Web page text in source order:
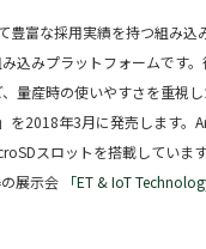
富な採用実績を持つ組み
込みプラットフォームです
産時の使いやすさを重視し
2018年3月に発売します
スロットを搭載しています
展示会
「ET & IoT